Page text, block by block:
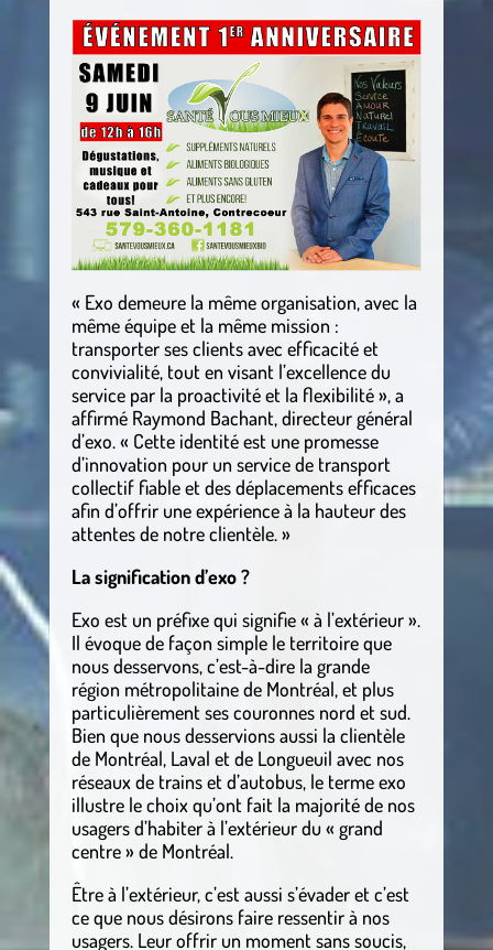
« Exo demeure la même organisation, avec la
même équipe et la même mission :
transporter ses clients avec efficacité et
convivialité, tout en visant l’excellence du
service par la proactivité et la flexibilité », a
affirmé Raymond Bachant, directeur général
d’exo. « Cette identité est une promesse
d’innovation pour un service de transport
collectif fiable et des déplacements efficaces
afin d’offrir une expérience à la hauteur des
attentes de notre clientèle. »
La signification d’exo ?
Exo est un préfixe qui signifie « à l’extérieur ».
Il évoque de façon simple le territoire que
nous desservons, c’est-à-dire la grande
région métropolitaine de Montréal, et plus
particulièrement ses couronnes nord et sud.
Bien que nous desservions aussi la clientèle
de Montréal, Laval et de Longueuil avec nos
réseaux de trains et d’autobus, le terme exo
illustre le choix qu’ont fait la majorité de nos
usagers d’habiter à l’extérieur du « grand
centre » de Montréal.
Être à l’extérieur, c’est aussi s’évader et c’est
ce que nous désirons faire ressentir à nos
usagers. Leur offrir un moment sans soucis,